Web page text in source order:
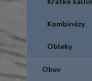
Kombinézy
Obleky
Obuv